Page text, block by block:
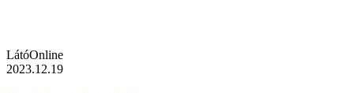
LátóOnline
2023.12.19